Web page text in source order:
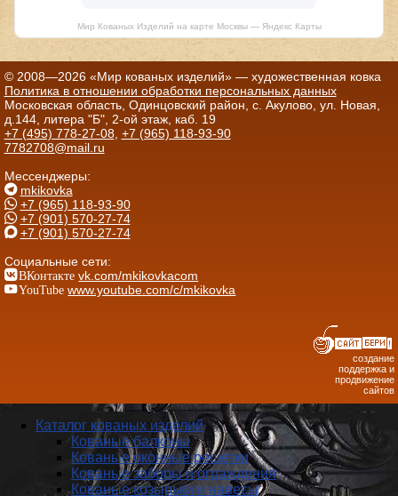
Мир Кованых Изделий на карте Москвы — Яндекс Карты
© 2008—2026 «Мир кованых изделий» — художественная ковка
Политика в отношении обработки персональных данных
Московская область, Одинцовский район, с. Акулово, ул. Новая,
д.144, литера "Б", 2-ой этаж, каб. 19
+7 (495) 778-27-08, +7 (965) 118-93-90
7782708@mail.ru
Мессенджеры:
mkikovka
+7 (965) 118-93-90
+7 (901) 570-27-74
+7 (901) 570-27-74
Социальные сети:
ВКонтакте vk.com/mkikovkacom
YouTube www.youtube.com/c/mkikovka
создание
поддержка и
продвижение
сайтов
Каталог кованых изделий
Кованые балконы
Кованые оконные решетки
Кованые заборы и ог­ражде­ния
Кованые козырьки и навесы